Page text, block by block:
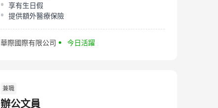
享有生日假
提供額外醫療保險
華際國際有限公司 今日活躍
兼職
辦公文員